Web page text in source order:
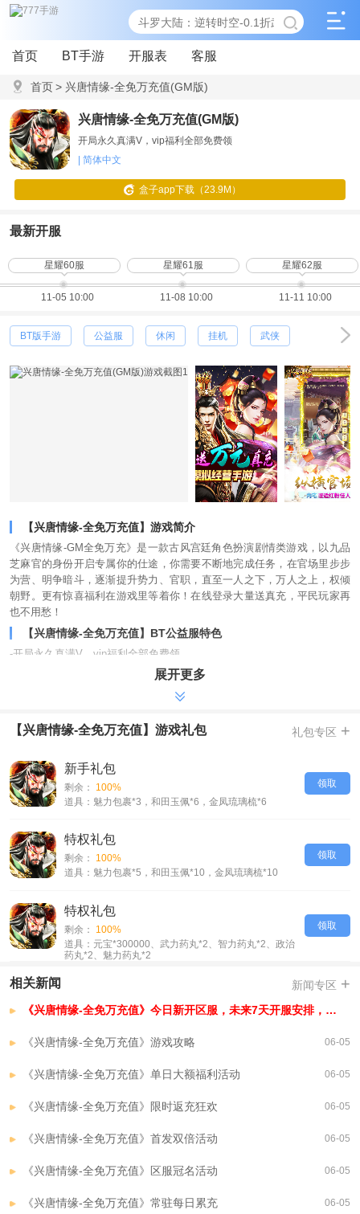
首页 BT手游 开服表 客服
首页> 兴唐情缘-全免万充值(GM版)
兴唐情缘-全免万充值(GM版)
开局永久真满V，vip福利全部免费领
| 简体中文
盒子app下载（23.9M）
最新开服
星耀60服
11-05 10:00
星耀61服
11-08 10:00
星耀62服
11-11 10:00
BT版手游 公益服 休闲 挂机 武侠
【兴唐情缘-全免万充值】游戏简介
《兴唐情缘-GM全免万充》是一款古风宫廷角色扮演剧情类游戏，以九品
芝麻官的身份开启专属你的仕途，你需要不断地完成任务，在官场里步步
为营、明争暗斗，逐渐提升势力、官职，直至一人之下，万人之上，权倾
朝野。更有惊喜福利在游戏里等着你！在线登录大量送真充，平民玩家再
也不用愁！
【兴唐情缘-全免万充值】BT公益服特色
-开局永久真满V，vip福利全部免费领
-充值比例1:10000，万抽转盘震撼空降，珍惜材料等你抽
-连续登录送万元真充卡各类道具领个不停
-升级速度大幅提升，再也不用蜗牛般的速度慢慢升级
-每日活跃度达到80、100可以获得10元GM卡，10元GM卡可以激活GM商
店所有特权
【兴唐情缘-全免万充值】VIP介绍
开局永久真满V
充值比例1:10000
展开更多
【兴唐情缘-全免万充值】游戏礼包 礼包专区 +
领取
新手礼包
剩余：
100%
道具：魅力包裹*3，和田玉佩*6，金凤琉璃梳*6
领取
特权礼包
剩余：
100%
道具：魅力包裹*5，和田玉佩*10，金凤琉璃梳*10
领取
特权礼包
剩余：
100%
道具：元宝*300000、武力药丸*2、智力药丸*2、政治
药丸*2、魅力药丸*2
相关新闻 新闻专区 +
《兴唐情缘-全免万充值》今日新开区服，未来7天开服安排，已开区服
《兴唐情缘-全免万充值》游戏攻略 06-05
《兴唐情缘-全免万充值》单日大额福利活动 06-05
《兴唐情缘-全免万充值》限时返充狂欢 06-05
《兴唐情缘-全免万充值》首发双倍活动 06-05
《兴唐情缘-全免万充值》区服冠名活动 06-05
《兴唐情缘-全免万充值》常驻每日累充 06-05